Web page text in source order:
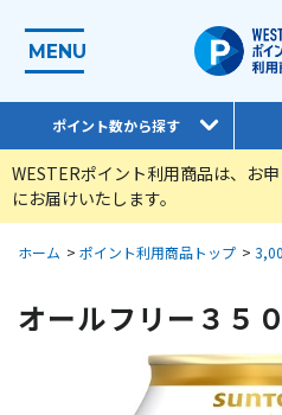
MENU
ポイント数から探す
WESTERポイント利用商品は、お
にお届けいたします。
ホーム > ポイント利用商品トップ >
オールフリー３５